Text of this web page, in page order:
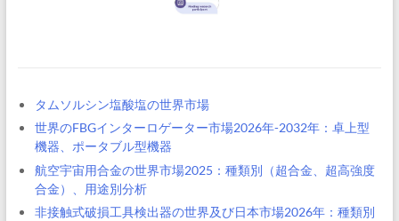
タムソルシン塩酸塩の世界市場
世界のFBGインターロゲーター市場2026年-2032年：卓上型
機器、ポータブル型機器
航空宇宙用合金の世界市場2025：種類別（超合金、超高強度
合金）、用途別分析
非接触式破損工具検出器の世界及び日本市場2026年：種類別